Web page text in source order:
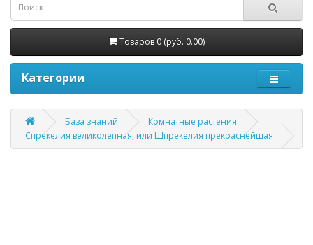
Товаров 0 (руб. 0.00)
Категории
База знаний
Комнатные растения
Спрекелия великолепная, или Шпрекелия прекраснейшая